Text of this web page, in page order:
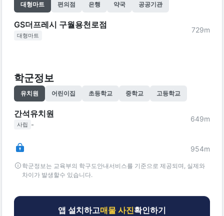
대형마트 편의점 은행 약국 공공기관
GS더프레시 구월용천로점
대형마트
729m
학군정보
유치원 어린이집 초등학교 중학교 고등학교
간석유치원
사립 -
649m
954m
학군정보는 교육부의 학구도안내서비스를 기준으로 제공되며, 실제와
차이가 발생할수 있습니다.
앱 설치하고매물 사진확인하기